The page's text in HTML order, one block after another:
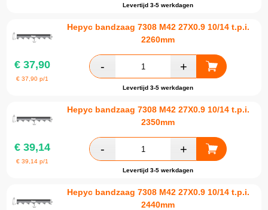
Levertijd 3-5 werkdagen
Hepyc bandzaag 7308 M42 27X0.9 10/14 t.p.i.
2260mm
€ 37,90
€37,90 p/1
Levertijd 3-5 werkdagen
Hepyc bandzaag 7308 M42 27X0.9 10/14 t.p.i.
2350mm
€ 39,14
€39,14 p/1
Levertijd 3-5 werkdagen
Hepyc bandzaag 7308 M42 27X0.9 10/14 t.p.i.
2440mm